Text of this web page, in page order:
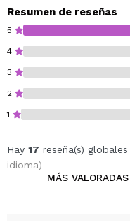
Resumen de reseñas
5
4
3
2
1
Hay 17 reseña(s)
idioma)
MÁS VALORADAS